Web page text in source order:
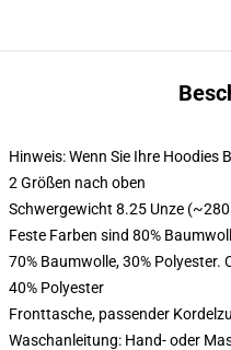
Hinweis: Wenn Sie Ihre Hoodies
2 Größen nach oben
Schwergewicht 8.25 Unze
Feste Farben sind 80%
70% Baumwolle, 30%
40% Polyester
Fronttasche, passender
Waschanleitung: Hand- oder